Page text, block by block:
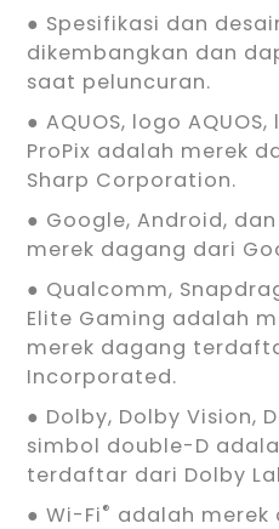
● Spesifikasi dan
dikembangkan dan
saat peluncuran.
● AQUOS, logo
ProPix adalah merek
Sharp Corporation.
● Google, Android,
merek dagang dari
● Qualcomm,
Elite Gaming adalah
merek dagang
Incorporated.
● Dolby, Dolby Vision,
simbol double-D
terdaftar dari Dolby
● Wi-Fi® adalah